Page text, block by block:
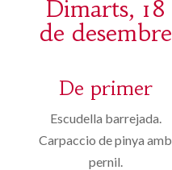
Dimarts, 18
de desembre
De primer
Escudella barrejada.
Carpaccio de pinya amb
pernil.